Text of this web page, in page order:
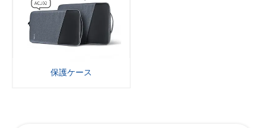
保護ケース